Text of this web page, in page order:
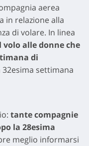
aerea
in relazione alla
di volare. In linea
alle donne che
di
settimana
tante compagnie
la 28esima
meglio informarsi